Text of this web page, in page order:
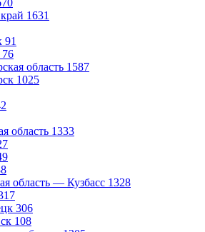
1631
91
76
область 1587
1025
область 1333
область — Кузбасс 1328
306
108